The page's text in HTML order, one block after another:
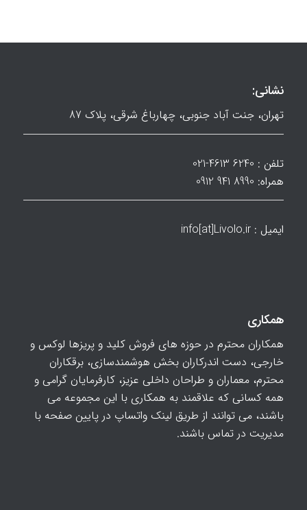
نشانی:
تهران، جنت آباد جنوبی، چهارباغ شرقی، پلاک 87
تلفن : 6240 4613-021
همراه: 8990 941 0912
ایمیل : info[at]Livolo.ir
همکاری
همکاران محترم در حوزه های فروش کلید و پریزها لوکس و
خارجی، دست اندرکاران بخش هوشمندسازی، برقکاران
محترم، معماران و طراحان داخلی عزیز، کارفرمایان گرامی و
همه کسانی که علاقمند به همکاری با این مجموعه می
باشند، می توانند از طریق لینک واتساپ در پایین صفحه با
مدیریت در تماس باشند.